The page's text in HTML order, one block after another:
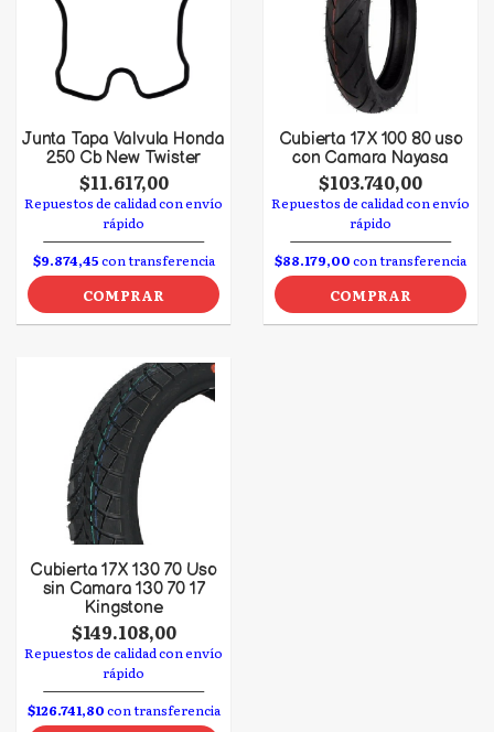
Junta Tapa Valvula Honda
250 Cb New Twister
$11.617,00
Repuestos de calidad con envío
rápido
$9.874,45con transferencia
COMPRAR
Cubierta 17 X 100 80 uso
con Camara Nayasa
$103.740,00
Repuestos de calidad con envío
rápido
$88.179,00con transferencia
COMPRAR
Cubierta 17 X 130 70 Uso
sin Camara 130 70 17
Kingstone
$149.108,00
Repuestos de calidad con envío
rápido
$126.741,80con transferencia